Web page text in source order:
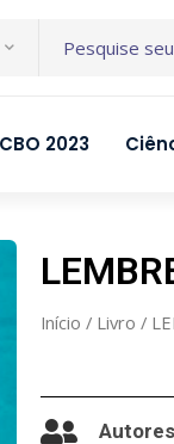
2023
Início / Livro /